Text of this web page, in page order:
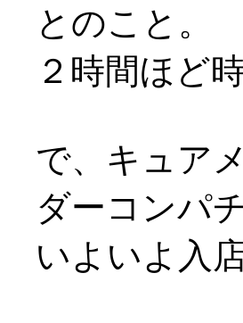
とのこと。
２時間ほど
で、キュア
ダーコンパ
いよいよ入